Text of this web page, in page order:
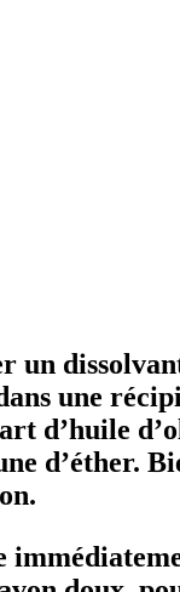
un
une
d’huile
d’éther.